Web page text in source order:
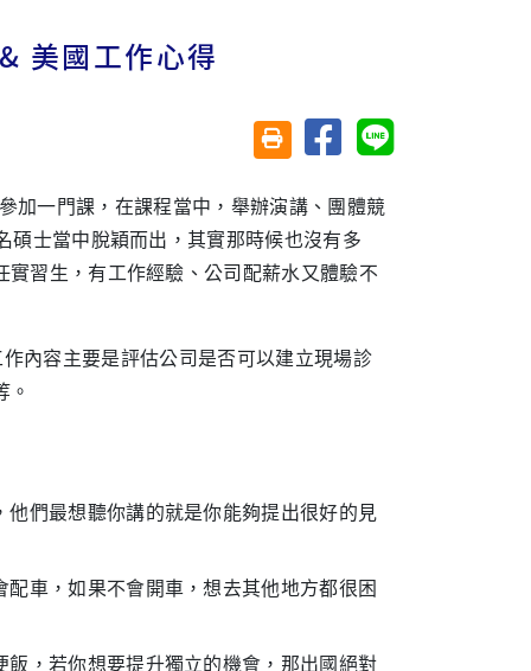
美國工作心得
友善列印(另開視窗)
分享至臉書分享至 Line
一門課，在課程當中，舉辦演講、團體競
士當中脫穎而出，其實那時候也沒有多
習生，有工作經驗、公司配薪水又體驗不
容主要是評估公司是否可以建立現場診
們最想聽你講的就是你能夠提出很好的見
車，如果不會開車，想去其他地方都很困
，若你想要提升獨立的機會，那出國絕對